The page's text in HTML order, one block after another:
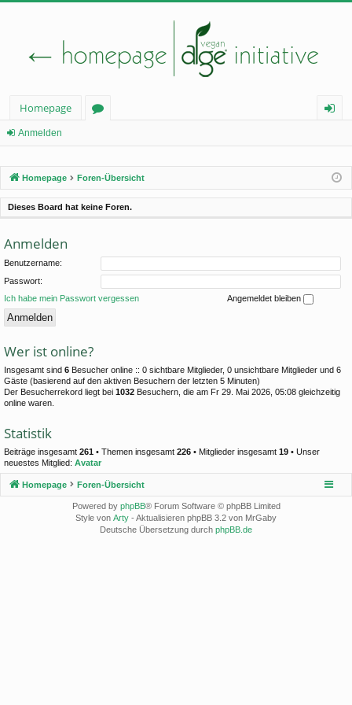
Homepage
el
Anmelden
Homepage Foren-Übersicht
Dieses Board hat keine Foren.
Anmelden
Benutzername:
Passwort:
Ich habe mein Passwort vergessen
Angemeldet bleiben
Wer ist online?
Insgesamt sind 6 Besucher online :: 0 sichtbare Mitglieder, 0 unsichtbare Mitglieder und 6
Gäste (basierend auf den aktiven Besuchern der letzten 5 Minuten)
Der Besucherrekord liegt bei 1032 Besuchern, die am Fr 29. Mai 2026, 05:08 gleichzeitig
online waren.
Statistik
Beiträge insgesamt 261 • Themen insgesamt 226 • Mitglieder insgesamt 19 • Unser
neuestes Mitglied: Avatar
Homepage Foren-Übersicht
Powered by phpBB® Forum Software © phpBB Limited
Style von Arty - Aktualisieren phpBB 3.2 von MrGaby
Deutsche Übersetzung durch phpBB.de